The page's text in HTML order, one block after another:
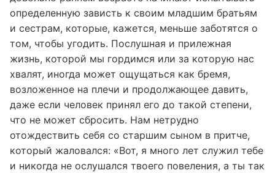
определенную зависть к своим младшим братьям
и сестрам, которые, кажется, меньше заботятся о
том, чтобы угодить. Послушная и прилежная
жизнь, которой мы гордимся или за которую нас
хвалят, иногда может ощущаться как бремя,
возложенное на плечи и продолжающее давить,
даже если человек принял его до такой степени,
что не может сбросить. Нам нетрудно
отождествить себя со старшим сыном в притче,
который жаловался: «Вот, я много лет служил тебе
и никогда не ослушался твоего повеления, а ты так